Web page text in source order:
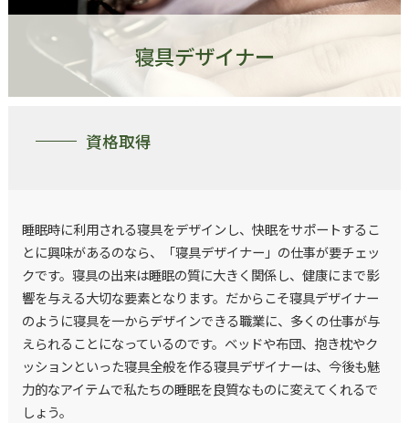
寝具デザイナー
資格取得
睡眠時に利用される寝具をデザインし、快眠をサポートするこ
とに興味があるのなら、「寝具デザイナー」の仕事が要チェッ
クです。寝具の出来は睡眠の質に大きく関係し、健康にまで影
響を与える大切な要素となります。だからこそ寝具デザイナー
のように寝具を一からデザインできる職業に、多くの仕事が与
えられることになっているのです。ベッドや布団、抱き枕やク
ッションといった寝具全般を作る寝具デザイナーは、今後も魅
力的なアイテムで私たちの睡眠を良質なものに変えてくれるで
しょう。